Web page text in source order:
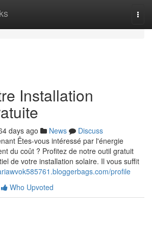
Installation
days ago News
Discuss
Êtes-vous intéressé par l'énergie
du coût ? Profitez de notre outil gratuit
de votre installation solaire. Il vous suffit
profile
Who Upvoted